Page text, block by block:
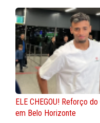
ELE CHEGOU! Reforço
em Belo Horizonte